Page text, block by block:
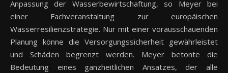
Anpassung der Wasserbewirtschaftung, so Meyer bei
einer Fachveranstaltung zur europäischen
Wasserresilienzstrategie. Nur mit einer vorausschauenden
Planung könne die Versorgungssicherheit gewährleistet
und Schäden begrenzt werden. Meyer betonte die
Bedeutung eines ganzheitlichen Ansatzes, der alle